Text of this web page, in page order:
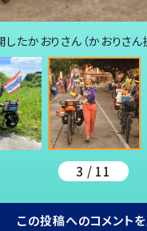
たかおりさん（かおりさん
3 / 11
この投稿へのコメント